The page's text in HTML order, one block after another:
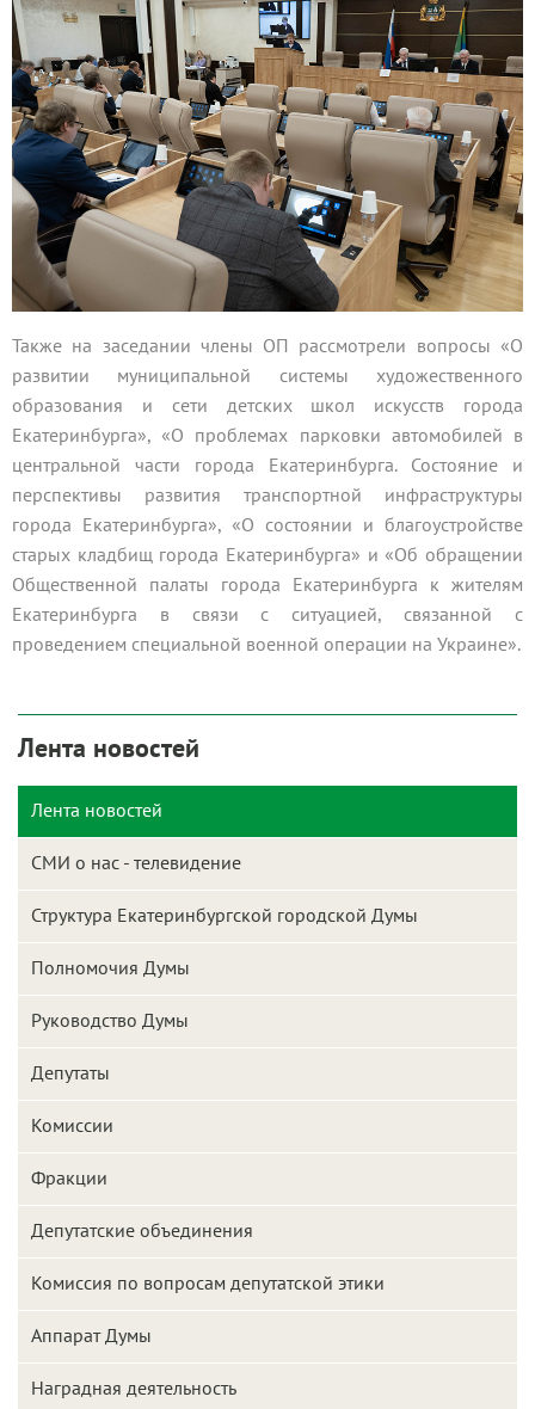
Также на заседании члены ОП рассмотрели вопросы «О
развитии муниципальной системы художественного
образования и сети детских школ искусств города
Екатеринбурга», «О проблемах парковки автомобилей в
центральной части города Екатеринбурга. Состояние и
перспективы развития транспортной инфраструктуры
города Екатеринбурга», «О состоянии и благоустройстве
старых кладбищ города Екатеринбурга» и «Об обращении
Общественной палаты города Екатеринбурга к жителям
Екатеринбурга в связи с ситуацией, связанной с
проведением специальной военной операции на Украине».
Лента новостей
Лента новостей
СМИ о нас - телевидение
Структура Екатеринбургской городской Думы
Полномочия Думы
Руководство Думы
Депутаты
Комиссии
Фракции
Депутатские объединения
Комиссия по вопросам депутатской этики
Аппарат Думы
Наградная деятельность